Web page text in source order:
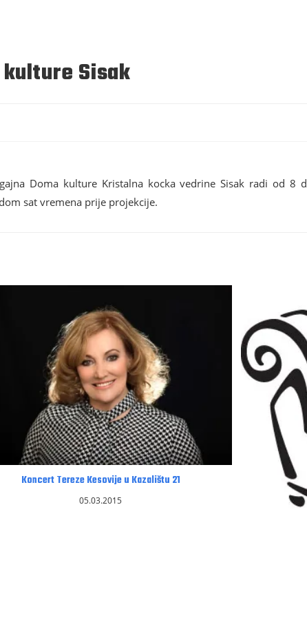
Sisak
Doma kulture Kristalna kocka vedrine Sisak radi od 8
sat vremena prije projekcije.
Koncert Tereze Kesovije u Kazalištu 21
05.03.2015